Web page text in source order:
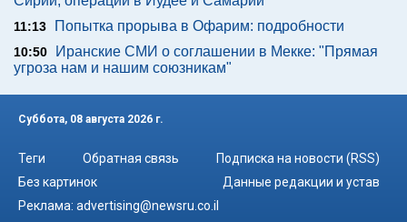
11:13 Попытка прорыва в Офарим: подробности
10:50
Иранские СМИ о соглашении в Мекке: "Прямая
угроза нам и нашим союзникам"
Суббота, 08 августа 2026 г.
Теги Обратная связь
Подписка на новости (RSS)
Без картинок
Данные редакции и устав
Реклама: advertising@newsru.co.il